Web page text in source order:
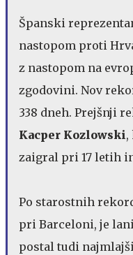
Španski
nastopom proti
z nastopom na
zgodovini. Nov
338 dneh. Prejšnji
Kacper Kozlowski,
zaigral pri 17 letih
Po starostnih
pri Barceloni, je
postal tudi